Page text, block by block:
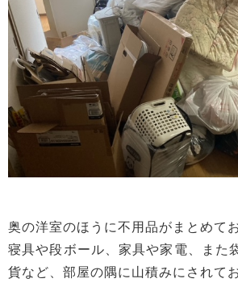
奥の洋室のほうに不用品がまとめて
寝具や段ボール、家具や家電、また
貨など、部屋の隅に山積みにされて